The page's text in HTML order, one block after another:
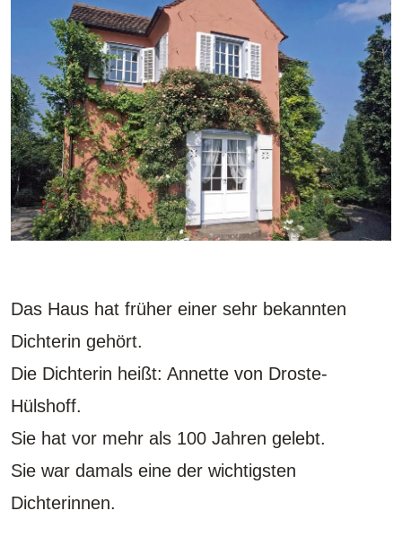
Das Haus hat früher einer sehr bekannten
Dichterin gehört.
Die Dichterin heißt: Annette von Droste-
Hülshoff.
Sie hat vor mehr als 100 Jahren gelebt.
Sie war damals eine der wichtigsten
Dichterinnen.